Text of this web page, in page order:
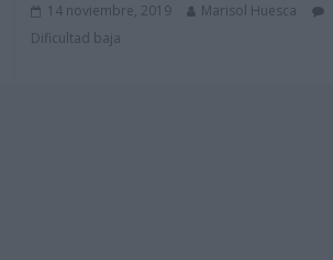
14 noviembre, 2019 Marisol Huesca
Dificultad baja